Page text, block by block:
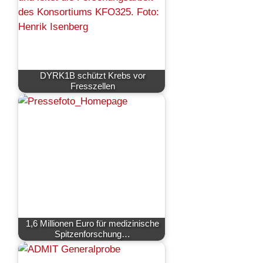
DYRK1B schützt Krebs vor
Fresszellen
1,6 Millionen Euro für medizinische
Spitzenforschung…